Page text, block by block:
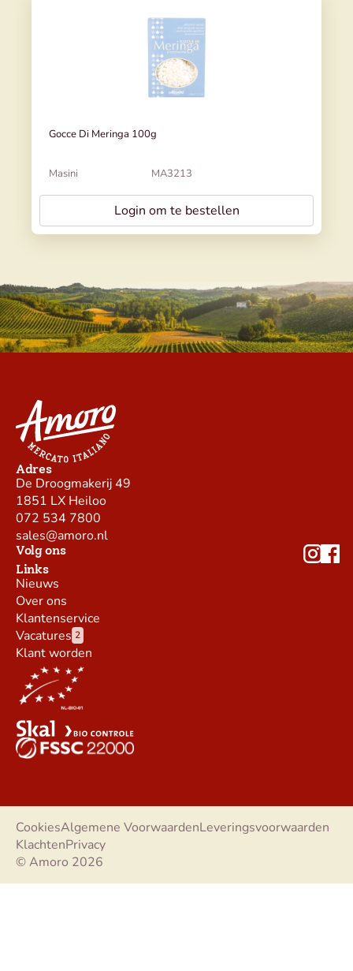
Gocce Di Meringa 100g
Masini MA3213
Login om te bestellen
Adres
De Droogmakerij 49
1851 LX Heiloo
072 534 7800
sales@amoro.nl
Volg ons
Links
Nieuws
Over ons
Klantenservice
Vacatures 2
Klant worden
© Amoro 2026
CookiesAlgemene VoorwaardenLeveringsvoorwaarden
KlachtenPrivacy